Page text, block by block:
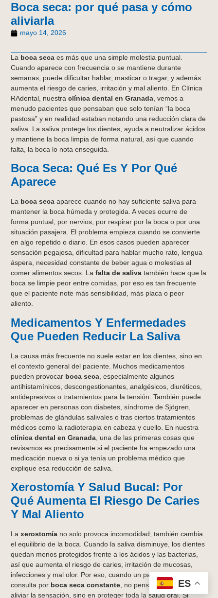
Boca seca: por qué pasa y cómo
aliviarla
mayo 14, 2026
La boca seca es más que una simple molestia puntual.
Cuando aparece con frecuencia o se mantiene durante
semanas, puede dificultar hablar, masticar o tragar, y además
aumenta el riesgo de caries, irritación y mal aliento. En Clínica
RAdental, nuestraclínica dental en Granada , vemos a
menudo pacientes que pensaban que solo tenían “la boca
pastosa” y en realidad estaban notando una reducción clara de
saliva. La saliva protege los dientes, ayuda a neutralizar ácidos
y mantiene la boca limpia de forma natural, así que cuando
falta, la boca lo nota enseguida.
Boca Seca: Qué Es Y Por Qué
Aparece
La boca seca aparece cuando no hay suficiente saliva para
mantener la boca húmeda y protegida. A veces ocurre de
forma puntual, por nervios, por respirar por la boca o por una
situación pasajera. El problema empieza cuando se convierte
en algo repetido o diario. En esos casos pueden aparecer
sensación pegajosa, dificultad para hablar mucho rato, lengua
áspera, necesidad constante de beber agua o molestias al
comer alimentos secos. Lafalta de saliva también hace que la
boca se limpie peor entre comidas, por eso es tan frecuente
que el paciente note más sensibilidad, más placa o peor
aliento.
Medicamentos Y Enfermedades
Que Pueden Reducir La Saliva
La causa más frecuente no suele estar en los dientes, sino en
el contexto general del paciente. Muchos medicamentos
pueden provocar boca seca , especialmente algunos
antihistamínicos, descongestionantes, analgésicos, diuréticos,
antidepresivos o tratamientos para la tensión. También puede
aparecer en personas con diabetes, síndrome de Sjögren,
problemas de glándulas salivales o tras ciertos tratamientos
médicos como la radioterapia en cabeza y cuello. En nuestra
clínica dental en Granada , una de las primeras cosas que
revisamos es precisamente si el paciente ha empezado una
medicación nueva o si ya tenía un problema médico que
explique esa reducción de saliva.
Xerostomía Y Salud Bucal: Por
Qué Aumenta El Riesgo De Caries
Y Mal Aliento
Laxerostomía no solo provoca incomodidad; también cambia
el equilibrio de la boca. Cuando la saliva disminuye, los dientes
quedan menos protegidos frente a los ácidos y las bacterias,
así que aumenta el riesgo de caries, irritación de mucosas,
infecciones y mal olor. Por eso, cuando un paciente nos
consulta por boca seca constante , no pensamos solo en
aliviar la sensación, sino en proteger toda la salud oral. Si
ES